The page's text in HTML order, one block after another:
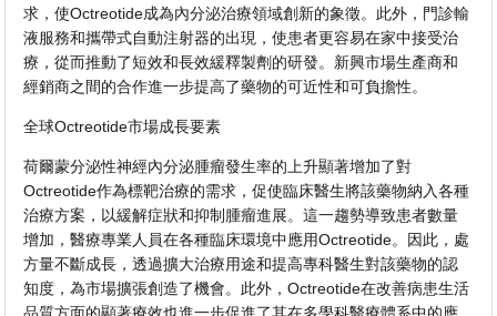
求，使Octreotide成為內分泌治療領域創新的象徵。此外，門診輸
液服務和攜帶式自動注射器的出現，使患者更容易在家中接受治
療，從而推動了短效和長效緩釋製劑的研發。新興市場生產商和
經銷商之間的合作進一步提高了藥物的可近性和可負擔性。
全球Octreotide市場成長要素
荷爾蒙分泌性神經內分泌腫瘤發生率的上升顯著增加了對
Octreotide作為標靶治療的需求，促使臨床醫生將該藥物納入各種
治療方案，以緩解症狀和抑制腫瘤進展。這一趨勢導致患者數量
增加，醫療專業人員在各種臨床環境中應用Octreotide。因此，處
方量不斷成長，透過擴大治療用途和提高專科醫生對該藥物的認
知度，為市場擴張創造了機會。此外，Octreotide在改善病患生活